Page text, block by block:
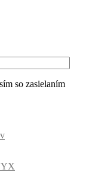
so zasielaním